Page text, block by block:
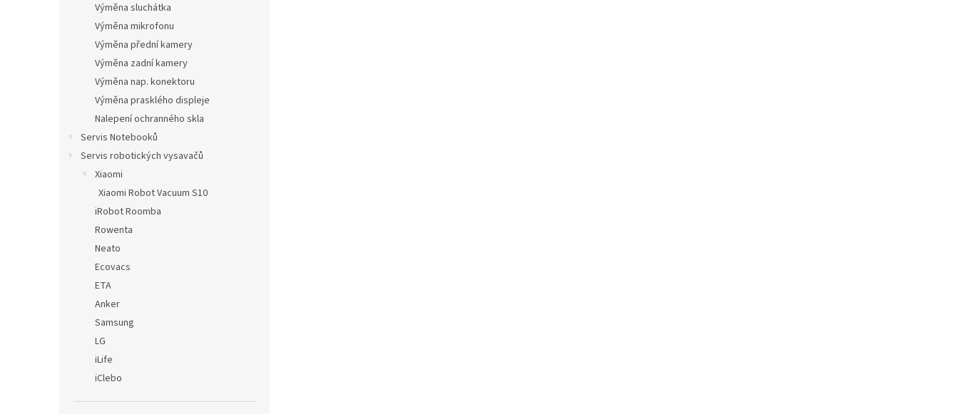
Výměna sluchátka
Výměna mikrofonu
Výměna přední kamery
Výměna zadní kamery
Výměna nap. konektoru
Výměna prasklého displeje
Nalepení ochranného skla
Servis Notebooků
Servis robotických vysavačů
Xiaomi
Xiaomi Robot Vacuum S10
iRobot Roomba
Rowenta
Neato
Ecovacs
ETA
Anker
Samsung
LG
iLife
iClebo